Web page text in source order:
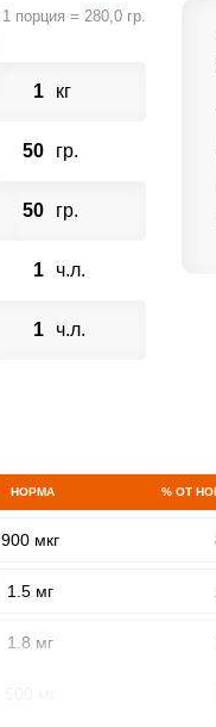
1 порция = 280,0 гр.
1 кг
50 гр.
50 гр.
1 ч.л.
1 ч.л.
НОРМА % ОТ
900 мкг
1.5 мг
1.8 мг